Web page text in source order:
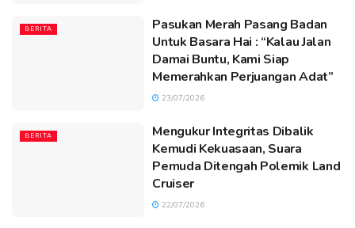
BERITA
Pasukan Merah Pasang Badan
Untuk Basara Hai : “Kalau Jalan
Damai Buntu, Kami Siap
Memerahkan Perjuangan Adat”
23/07/2026
BERITA
Mengukur Integritas Dibalik
Kemudi Kekuasaan, Suara
Pemuda Ditengah Polemik Land
Cruiser
22/07/2026